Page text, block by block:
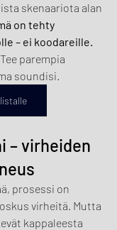
skenaariota alan
on tehty
– ei koodareille.
parempia
soundisi.
– virheiden
prosessi on
virheitä. Mutta
kappaleesta